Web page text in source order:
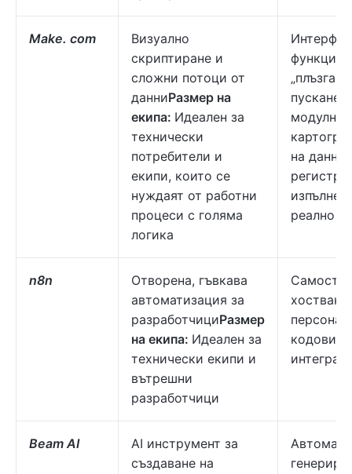
Make. com
Визуално
скриптиране и
сложни потоци от
данниРазмер на
екипа: Идеален за
технически
потребители и
екипи, които се
нуждаят от работни
процеси с голяма
логика
функция
пускане“,
модулно
на данни,
регистри
реално
n8n
Отворена, гъвкава
автоматизация за
разработчициРазмер
на екипа: Идеален за
технически екипи и
вътрешни
разработчици
кодови
Beam AI
AI инструмент за
създаване на